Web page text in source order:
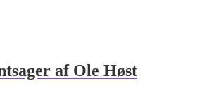
af Ole Høst